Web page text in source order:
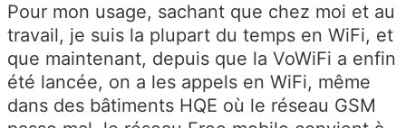
Pour mon usage, sachant que chez moi et au
travail, je suis la plupart du temps en WiFi, et
que maintenant, depuis que la VoWiFi a enfin
été lancée, on a les appels en WiFi, même
dans des bâtiments HQE où le réseau GSM